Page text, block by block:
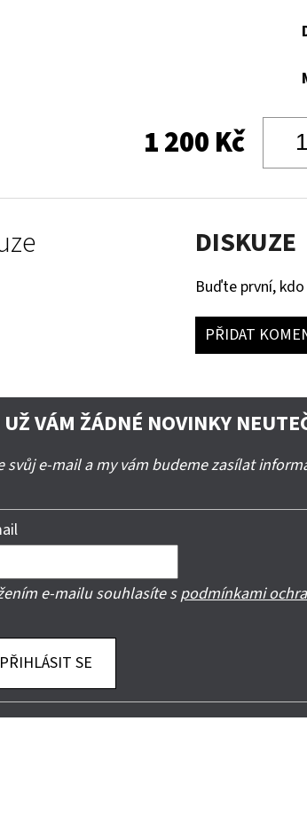
1 200 Kč
DISKUZE
Buďte první,
PŘIDAT
VÁM ŽÁDNÉ NOVINKY
svůj e-mail a my vám budeme zasílat
e-mailu souhlasíte spodmínkami
PŘIHLÁSIT SE